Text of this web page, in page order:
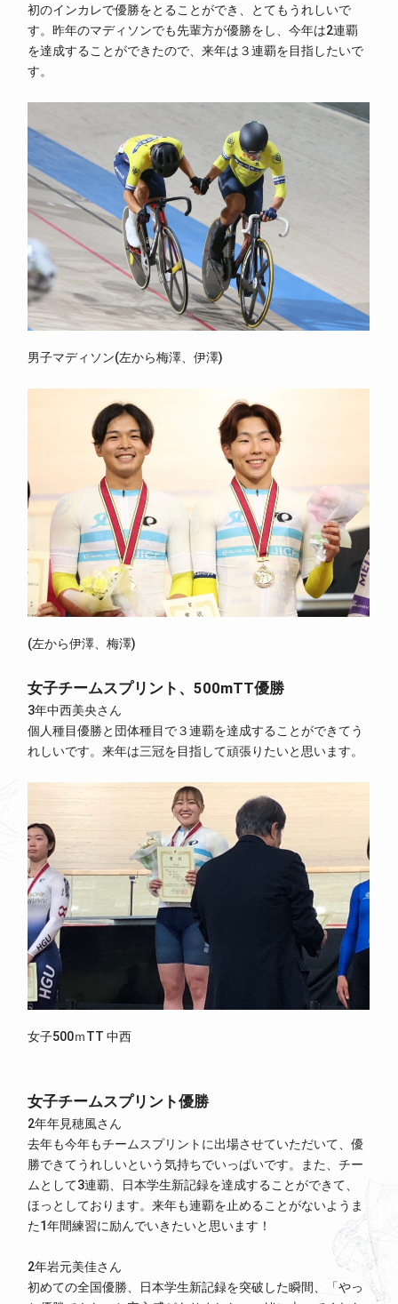
初のインカレで優勝をとることができ、とてもうれしいで
す。昨年のマディソンでも先輩方が優勝をし、今年は2連覇
を達成することができたので、来年は３連覇を目指したいで
す。
男子マディソン(左から梅澤、伊澤)
(左から伊澤、梅澤)
女子チームスプリント、500mTT優勝
3年中西美央さん
個人種目優勝と団体種目で３連覇を達成することができてう
れしいです。来年は三冠を目指して頑張りたいと思います。
女子500ｍTT 中西
女子チームスプリント優勝
2年年見穂風さん
去年も今年もチームスプリントに出場させていただいて、優
勝できてうれしいという気持ちでいっぱいです。また、チー
ムとして3連覇、日本学生新記録を達成することができて、
ほっとしております。来年も連覇を止めることがないようま
た1年間練習に励んでいきたいと思います！
2年岩元美佳さん
初めての全国優勝、日本学生新記録を突破した瞬間、「やっ